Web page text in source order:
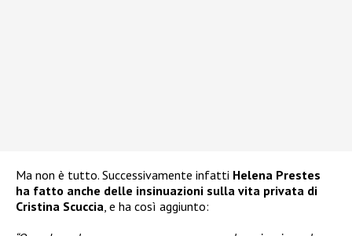
Ma non è tutto. Successivamente infatti Helena Prestes
ha fatto anche delle insinuazioni sulla vita privata di
Cristina Scuccia , e ha così aggiunto: